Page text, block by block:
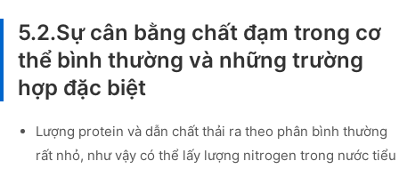
5.2.Sự cân bằng chất đạm trong cơ
thể bình thường và những trường
hợp đặc biệt
Lượng protein và dẫn chất thải ra theo phân bình thường
rất nhỏ, như vậy có thể lấy lượng nitrogen trong nước tiểu